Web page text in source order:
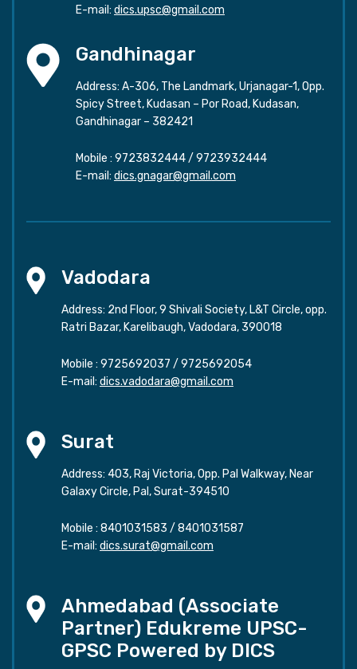
E-mail: dics.upsc@gmail.com
Gandhinagar
Address: A-306, The Landmark, Urjanagar-1, Opp.
Spicy Street, Kudasan – Por Road, Kudasan,
Gandhinagar – 382421
Mobile : 9723832444/ 9723932444
E-mail: dics.gnagar@gmail.com
Vadodara
Address: 2nd Floor, 9 Shivali Society, L&T Circle, opp.
Ratri Bazar, Karelibaugh, Vadodara, 390018
Mobile : 9725692037 / 9725692054
E-mail: dics.vadodara@gmail.com
Surat
Address: 403, Raj Victoria, Opp. Pal Walkway, Near
Galaxy Circle, Pal, Surat-394510
Mobile : 8401031583 / 8401031587
E-mail: dics.surat@gmail.com
Ahmedabad (Associate
Partner) Edukreme UPSC-
GPSC Powered by DICS